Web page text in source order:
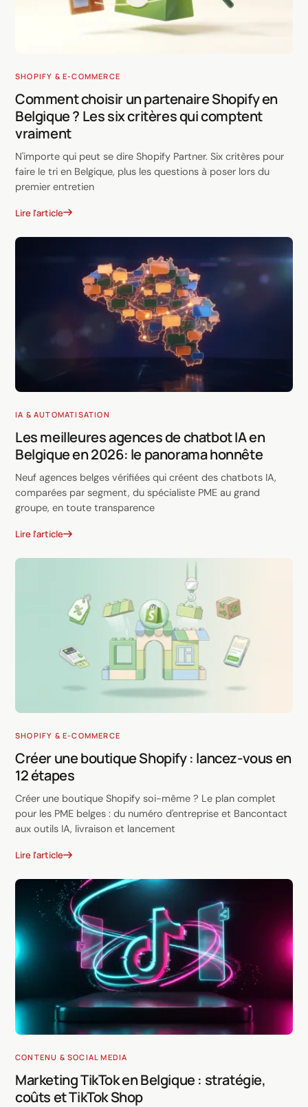
SHOPIFY & E-COMMERCE
Comment choisir un partenaire Shopify en
Belgique ? Les six critères qui comptent
vraiment
N'importe qui peut se dire Shopify Partner. Six critères pour
faire le tri en Belgique, plus les questions à poser lors du
premier entretien
Lire l'article
IA & AUTOMATISATION
Les meilleures agences de chatbot IA en
Belgique en 2026: le panorama honnête
Neuf agences belges vérifiées qui créent des chatbots IA,
comparées par segment, du spécialiste PME au grand
groupe, en toute transparence
Lire l'article
SHOPIFY & E-COMMERCE
Créer une boutique Shopify : lancez-vous en
12 étapes
Créer une boutique Shopify soi-même ? Le plan complet
pour les PME belges : du numéro d'entreprise et Bancontact
aux outils IA, livraison et lancement
Lire l'article
CONTENU & SOCIAL MEDIA
Marketing TikTok en Belgique : stratégie,
coûts et TikTok Shop